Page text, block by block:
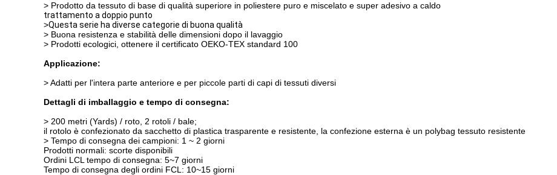
> Prodotto da tessuto di base di qualità superiore in poliestere puro e miscelato e super adesivo a caldo
trattamento a doppio punto
>Questa serie ha diverse categorie di buona qualità
> Buona resistenza e stabilità delle dimensioni dopo il lavaggio
> Prodotti ecologici, ottenere il certificato OEKO-TEX standard 100
Applicazione:
> Adatti per l'intera parte anteriore e per piccole parti di capi di tessuti diversi
Dettagli di imballaggio e tempo di consegna:
> 200 metri (Yards) / roto, 2 rotoli / bale;
il rotolo è confezionato da sacchetto di plastica trasparente e resistente, la confezione esterna è un polybag tessuto resistente
> Tempo di consegna dei campioni: 1 ~ 2 giorni
Prodotti normali: scorte disponibili
Ordini LCL tempo di consegna: 5~7 giorni
Tempo di consegna degli ordini FCL: 10~15 giorni